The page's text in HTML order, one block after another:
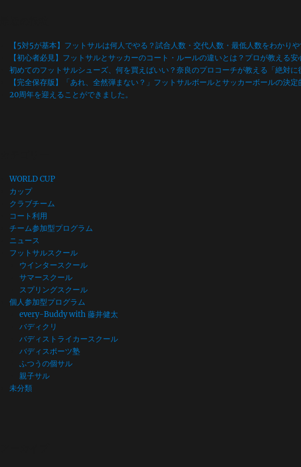
【5対5が基本】フットサルは何人でやる？試合人数・交代人数・最低人数をわかり
【初心者必見】フットサルとサッカーのコート・ルールの違いとは？プロが教える安
初めてのフットサルシューズ、何を買えばいい？奈良のプロコーチが教える「絶対
【完全保存版】「あれ、全然弾まない？」フットサルボールとサッカーボールの決
20周年を迎えることができました。
WORLD CUP
カップ
クラブチーム
コート利用
チーム参加型プログラム
ニュース
フットサルスクール
ウインタースクール
サマースクール
スプリングスクール
個人参加型プログラム
every-Buddy with 藤井健太
バディクリ
バディストライカースクール
バディスポーツ塾
ふつうの個サル
親子サル
未分類